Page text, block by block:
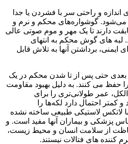
و راحتی سر با فشردن یا جدا
گوشواره‌های محکم و نرم و
دارند تا یک مهر و موم صوتی عالی
لبه های گوش محکم به انتهای
برداشتن آنها به تلاش قابل
بعدی حتی پس از تا شدن محکم در یک
می کنند. به دلیل بهبود مقاومت
عمر طولانی‌تری را برای
احتمال دارد لکه‌ها را
لاتکس لاستیکی طبیعی ساخته نشده
پزشکی و بیماران آنها مفید است. و
از سلامت انسان و محیط زیست،
کننده های فتالات نیستند.